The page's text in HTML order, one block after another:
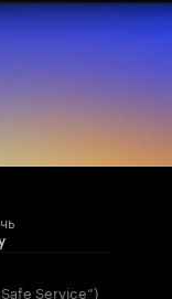
Service”)